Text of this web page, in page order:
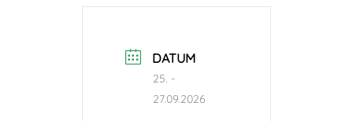
DATUM
25. -
27.09.2026